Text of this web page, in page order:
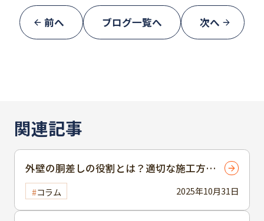
前へ ブログ一覧へ 次へ
関連記事
2025年10月31日
外壁の胴差しの役割とは？適切な施工方法
で建物を守る
コラム